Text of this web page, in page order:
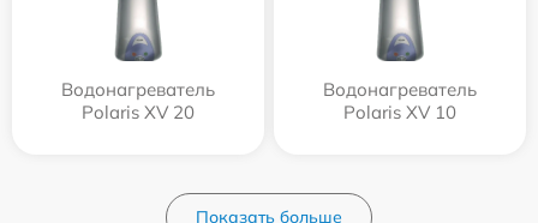
Водонагреватель
Polaris XV 20
Водонагреватель
Polaris XV 10
Показать больше